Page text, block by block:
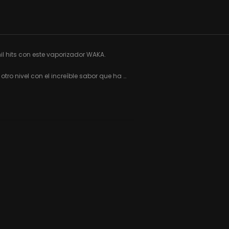
hits con este vaporizador WAKA.
nivel con el increíble sabor que ha
del mundo. Diseñado para
envolvente, este dispositivo